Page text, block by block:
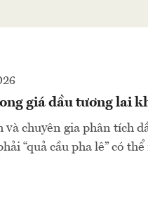
giá dầu tương lai
và chuyên gia phân tích
“quả cầu pha lê” có